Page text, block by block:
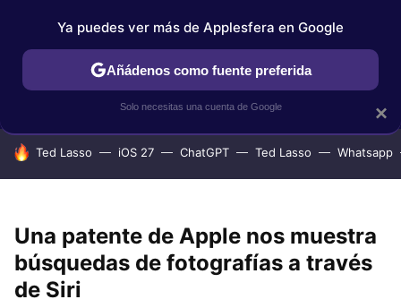
IPHONE TUTORIALES APPLESFERA SELECCIÓN
HOY SE HABLA DE
Ted Lasso iOS 27 ChatGPT Ted Lasso Whatsapp
Una patente de Apple nos muestra
búsquedas de fotografías a través
de Siri
×
Ya puedes ver más de Applesfera en Google
Añádenos como fuente preferida
Solo necesitas una cuenta de Google